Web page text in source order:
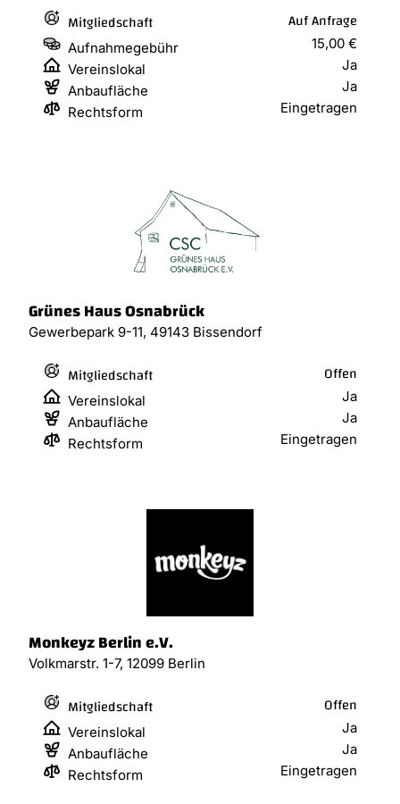
Mitgliedschaft Auf Anfrage
Aufnahmegebühr
15,00 €
Vereinslokal
Ja
Anbaufläche
Ja
Rechtsform
Eingetragen
Grünes Haus Osnabrück
Gewerbepark 9-11, 49143 Bissendorf
Mitgliedschaft Offen
Vereinslokal
Ja
Anbaufläche
Ja
Rechtsform
Eingetragen
Monkeyz Berlin e.V.
Volkmarstr. 1-7, 12099 Berlin
Mitgliedschaft Offen
Vereinslokal
Ja
Anbaufläche
Ja
Rechtsform
Eingetragen